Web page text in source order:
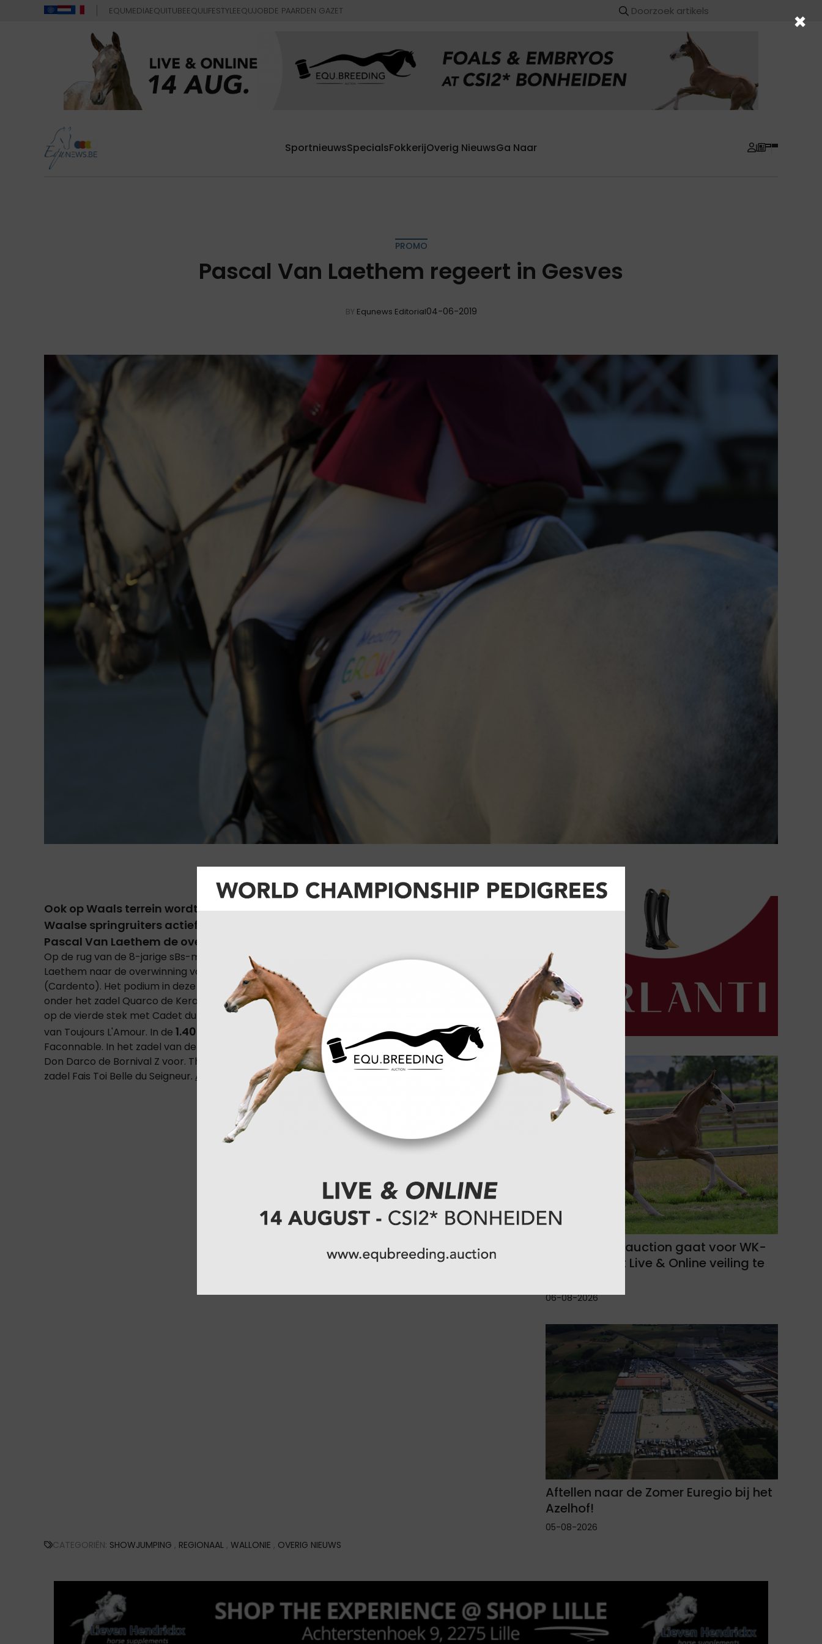
EQUMEDIAEQUITUBEEQULIFESTYLEEQUJOBDE PAARDEN GAZET
SportnieuwsSpecialsFokkerijOverig NieuwsGa Naar
PROMO
Pascal Van Laethem regeert in Gesves
BY Equnews Editorial04-06-2019
Ook op Waals terrein wordt er hard gestreden. Afgelopen weekend waren de
Waalse springruiters actief op de LEWB Classic Tour in Gesves. Daarin haalde
Pascal Van Laethem de overwinning in de 1.40m Grand Prix.
Op de rug van de 8-jarige sBs-merrie, Fiona des Hayettes (Lord Des Hayettes ) snelde Van
Laethem naar de overwinning voor Gaetan Stalpaert met onder het zadel Largo De Brinco
(Cardento). Het podium in deze nationale Grote Prijs werd afgewerkt door Carine Cagliani met
onder het zadel Quarco de Kerambars (Darco). Net buiten het podium strandde Bertrand Genin
op de vierde stek met Cadet du Ruisseau Z terwijl Loris Berrittella de top vijf afwerkte op de rug
van Toujours L'Amour. In de 1.40m Kleine tour overwonJean Marc Englebertmet zijn
Faconnable. In het zadel van de 14-jarige Chin Chin-merrie bleef Englebert Gaetan Stalpaert met
Don Darco de Bornival Z voor. Thibault Destrebecq volgde op de derde plaats met onder het
zadel Fais Toi Belle du Seigneur. Alle resultaten
Equbreeding.auction gaat voor WK-
revelatie met Live & Online veiling te
06-08-2026
Aftellen naar de Zomer Euregio bij het
Azelhof!
05-08-2026
CATEGORIËN: SHOWJUMPING , REGIONAAL , WALLONIE , OVERIG NIEUWS
×